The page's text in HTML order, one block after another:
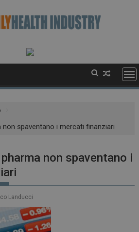
non spaventano i mercati finanziari
non spaventano i
Landucci